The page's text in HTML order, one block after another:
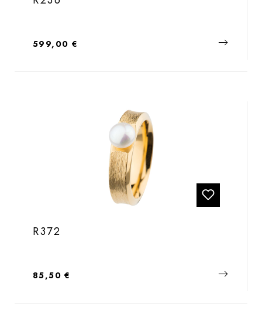
Regulärer Preis:
599,00 €
R372
Regulärer Preis:
85,50 €